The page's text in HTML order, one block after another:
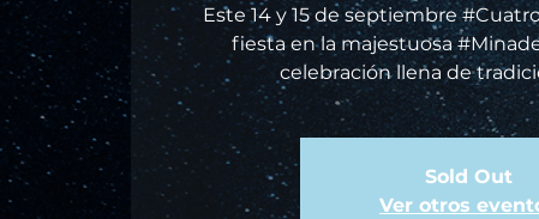
Este 14 y 15 de septiembre
fiesta en la majestuosa
celebración llena de
Sold Out
Ver otros